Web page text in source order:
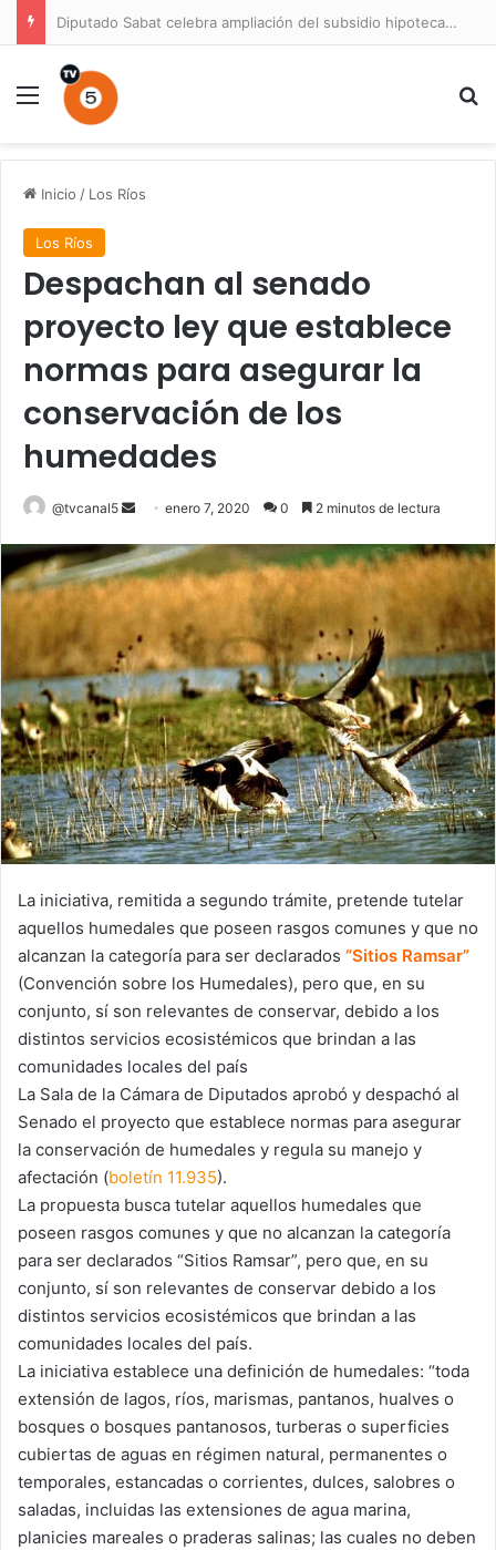
Diputado Sabat celebra ampliación del subsidio hipotecario con viviendas de hasta 6.000 UF
Menú
Inicio / Los Ríos
Los Ríos
Despachan al senado
proyecto ley que establece
normas para asegurar la
conservación de los
humedades
@tvcanal5
Send
email
enero 7, 2020 0 2 minutos de lectura
La iniciativa, remitida a segundo trámite, pretende tutelar
aquellos humedales que poseen rasgos comunes y que no
alcanzan la categoría para ser declarados “Sitios Ramsar”
(Convención sobre los Humedales), pero que, en su
conjunto, sí son relevantes de conservar, debido a los
distintos servicios ecosistémicos que brindan a las
comunidades locales del país
La Sala de la Cámara de Diputados aprobó y despachó al
Senado el proyecto que establece normas para asegurar
la conservación de humedales y regula su manejo y
afectación (boletín 11.935).
La propuesta busca tutelar aquellos humedales que
poseen rasgos comunes y que no alcanzan la categoría
para ser declarados “Sitios Ramsar”, pero que, en su
conjunto, sí son relevantes de conservar debido a los
distintos servicios ecosistémicos que brindan a las
comunidades locales del país.
La iniciativa establece una definición de humedales: “toda
extensión de lagos, ríos, marismas, pantanos, hualves o
bosques o bosques pantanosos, turberas o superficies
cubiertas de aguas en régimen natural, permanentes o
temporales, estancadas o corrientes, dulces, salobres o
saladas, incluidas las extensiones de agua marina,
planicies mareales o praderas salinas; las cuales no deben